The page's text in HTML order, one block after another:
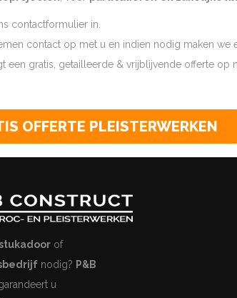
contactformulier in.
contact op met u en indien nodig maken we
een gratis, getailleerde & vrijblijvende offerte op
OFFERTE PLEISTERWERKEN
of
nodig? P&B
u